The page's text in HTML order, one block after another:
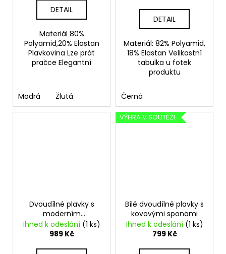
DETAIL
Materiál 80%
Polyamid,20% Elastan
Plavkovina Lze prát
pračce Elegantní
Modrá Žlutá
DETAIL
Materiál: 82% Polyamid,
18% Elastan Velikostní
tabulka u fotek
produktu
Černá
Dvoudílné plavky s
moderním
geometrickým
vrozem
Ihned k odeslání (1 ks)
989 Kč
VÝHRA V SOUTĚŽI
Bílé dvoudílné plavky s
kovovými sponami
Ihned k odeslání (1 ks)
799 Kč